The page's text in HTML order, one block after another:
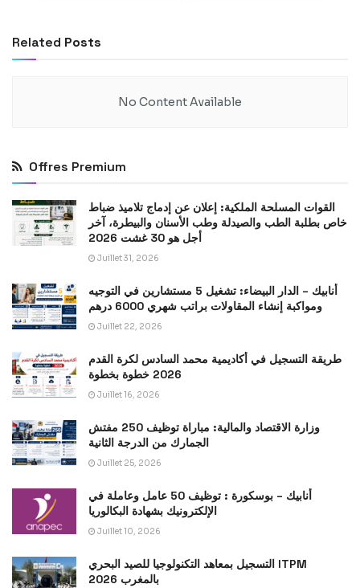
Related Posts
No Content Available
Offres Premium
القوات المسلحة الملكية: إعلان عن إدماج تلاميذ ضباط
خاص بطلبة الطب والصيدلة وطب الأسنان والبيطرة، آخر
أجل هو 30 غشت 2026
Juillet 31, 2026
أنابيك – الدار البيضاء: تشغيل 5 مستشارين في التوجيه
ومواكبة إنشاء المقاولات براتب شهري 6000 درهم
Juillet 22, 2026
طريقة التسجيل في أكاديمية محمد السادس لكرة القدم
2026 خطوة بخطوة
Juillet 16, 2026
وزارة الاقتصاد والمالية: مباراة توظيف 250 مفتش
الجمارك من الدرجة الثانية
Juillet 25, 2026
أنابيك – بوسكورة : توظيف 50 عامل وعاملة في
الإلكترونيك بشهادة البكالوريا
Juillet 10, 2026
التسجيل بمعاهد التكنولوجيا للصيد البحري ITPM
بالمغرب 2026